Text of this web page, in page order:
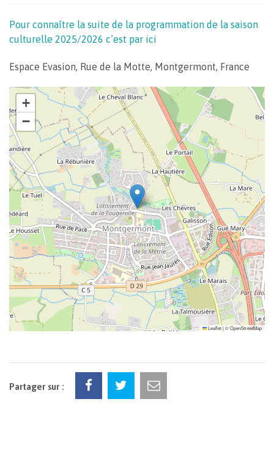
Pour connaître la suite de la programmation de la saison
culturelle 2025/2026 c’est par ici
Espace Evasion, Rue de la Motte, Montgermont, France
+
−
Leaflet|©OpenStreetMap
Partager sur :